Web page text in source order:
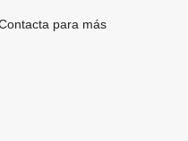
para más